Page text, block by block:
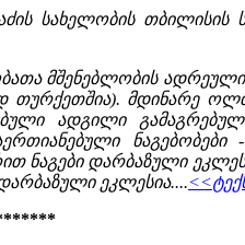
სახელობის თბილისის
მშენებლობის
თურქეთშია). მდინარე
ადგილი
ნაგებობები -
ნაგები დარბაზული
ეკლესია....